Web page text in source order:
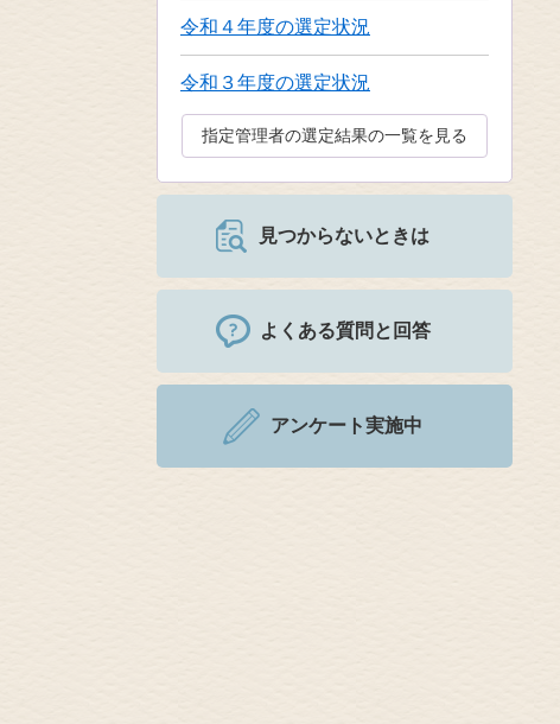
令和４年度の選定状況
令和３年度の選定状況
指定管理者の選定結果の一覧を見る
見つからないときは
よくある質問と回答
アンケート実施中